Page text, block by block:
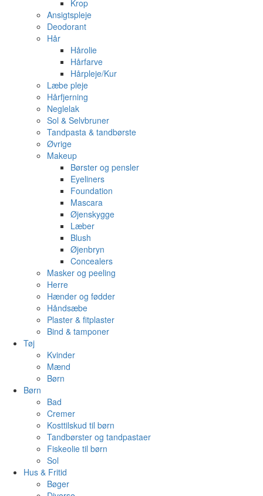
Krop
Ansigtspleje
Deodorant
Hår
Hårolie
Hårfarve
Hårpleje/Kur
Læbe pleje
Hårfjerning
Neglelak
Sol & Selvbruner
Tandpasta & tandbørste
Øvrige
Makeup
Børster og pensler
Eyeliners
Foundation
Mascara
Øjenskygge
Læber
Blush
Øjenbryn
Concealers
Masker og peeling
Herre
Hænder og fødder
Håndsæbe
Plaster & fitplaster
Bind & tamponer
Tøj
Kvinder
Mænd
Børn
Børn
Bad
Cremer
Kosttilskud til børn
Tandbørster og tandpastaer
Fiskeolie til børn
Sol
Hus & Fritid
Bøger